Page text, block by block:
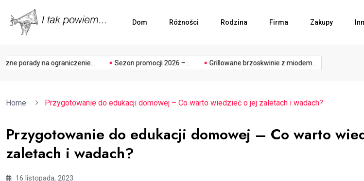
Dom Różności Rodzina Firma Zakupy
porady na ograniczenie... Sezon promocji 2026 –... Grillowane brzoskwinie z miodem...
ogródek photography podłoga przedsiebiorca
Home Przygotowanie do edukacji domowej – Co warto wiedzieć o jej zaletach i wadach?
Przygotowanie do edukacji domowej – Co warto
zaletach i wadach?
16 listopada, 2023